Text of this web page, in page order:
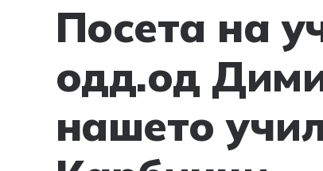
Посета на
одд.од
нашето